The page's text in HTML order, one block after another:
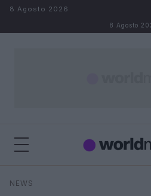
Salta al contenuto
8 Agosto 2026
8 Agosto
Cerca
NEWS